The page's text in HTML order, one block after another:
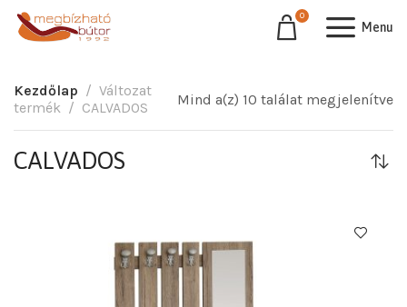
0
Menu
Kezdőlap
Változat
termék
CALVADOS Mind a(z) 10 találat megjelenítve
CALVADOS